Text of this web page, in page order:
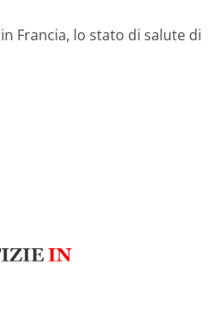
Francia, lo stato di salute di